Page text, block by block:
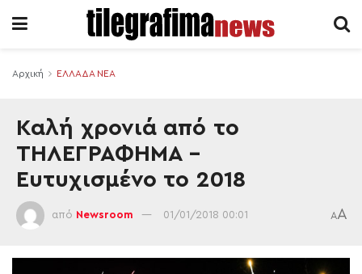
Αρχική ΕΛΛΑΔΑ ΝΕΑ
Καλή χρονιά από το
ΤΗΛΕΓΡΑΦΗΜΑ –
Ευτυχισμένο το 2018
από Newsroom 01/01/2018 00:01 AA